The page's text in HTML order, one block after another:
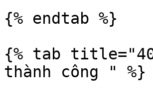
{% endtab %}
{% tab
thành công " %}